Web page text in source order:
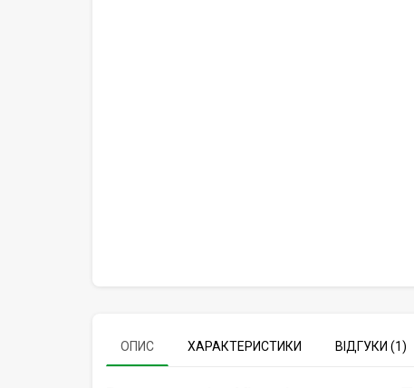
ОПИС ХАРАКТЕРИСТИКИ ВІДГУКИ (1)